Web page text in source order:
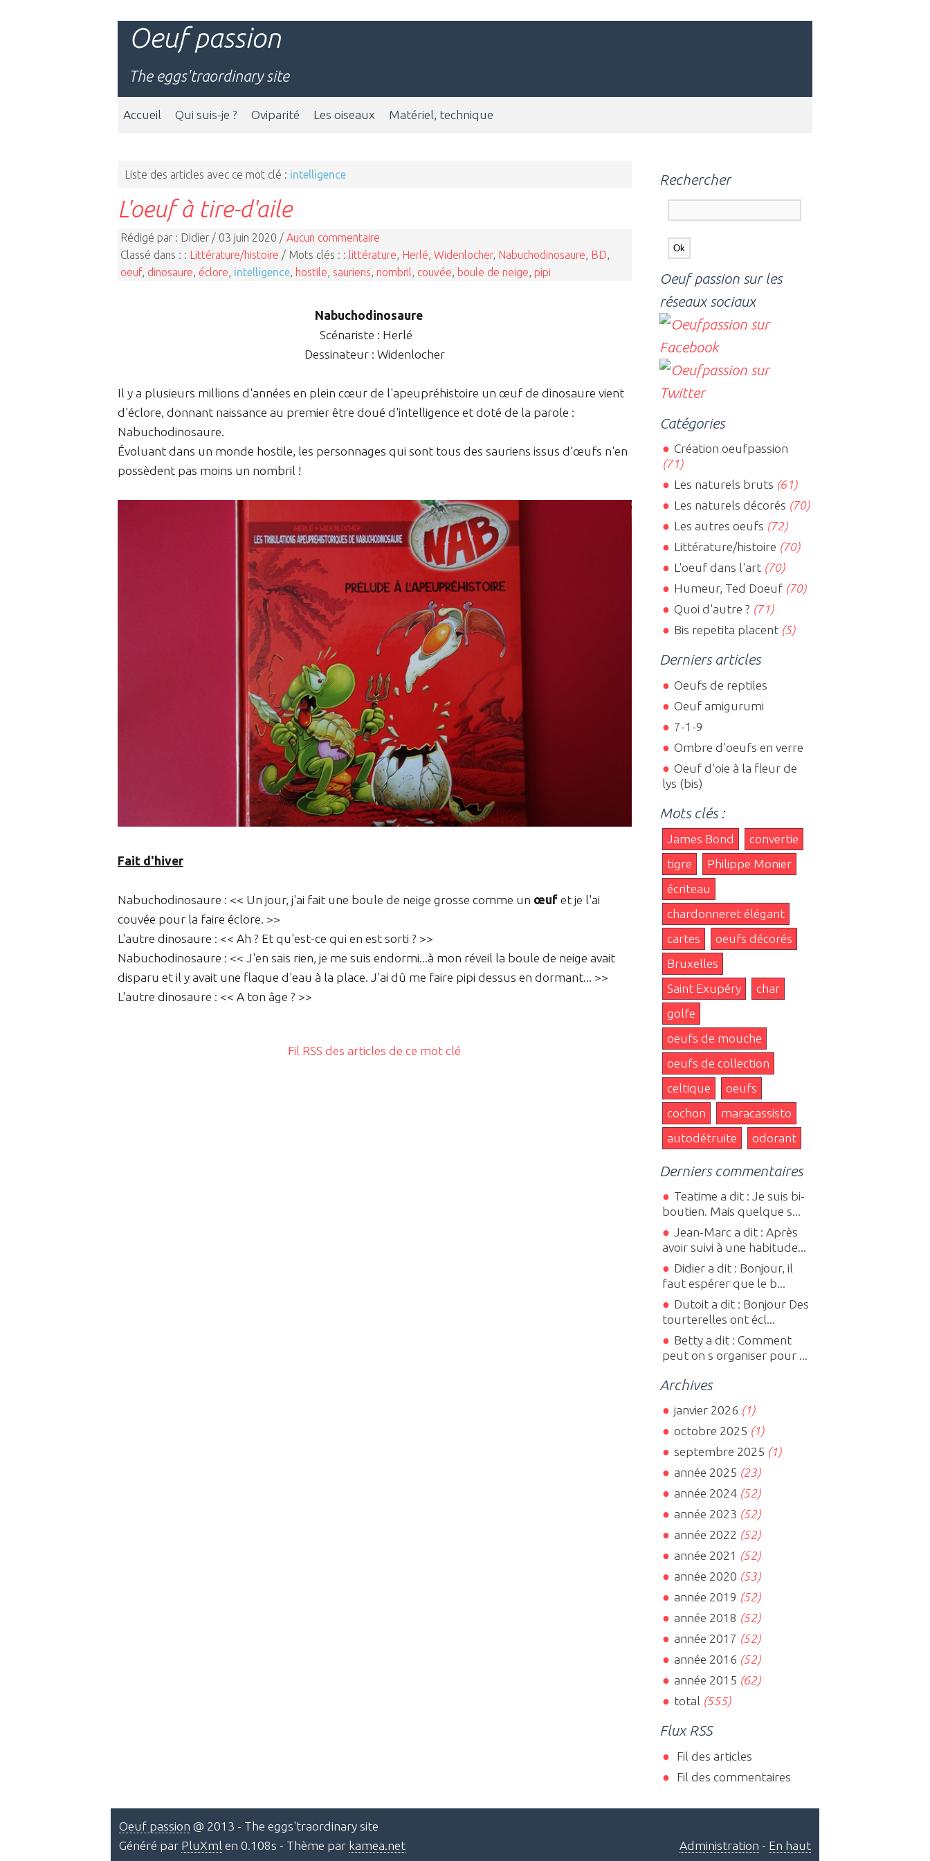
Oeuf passion
The eggs'traordinary site
Accueil Qui suis-je ? Oviparité Les oiseaux Matériel, technique
Liste des articles avec ce mot clé : intelligence
L'oeuf à tire-d'aile
Rédigé par : Didier / 03 juin 2020 / Aucun commentaire
Classé dans : : Littérature/histoire / Mots clés : : littérature Herlé Widenlocher, Nabuchodinosaure BD
oeuf, dinosaure éclore intelligence hostile sauriens nombril couvée boule de neige pipi
Nabuchodinosaure
Scénariste : Herlé
Dessinateur : Widenlocher
Il y a plusieurs millions d'années en plein cœur de l'apeupréhistoire un œuf de dinosaure vient
d'éclore, donnant naissance au premier être doué d'intelligence et doté de la parole :
Nabuchodinosaure.
Évoluant dans un monde hostile, les personnages qui sont tous des sauriens issus d’œufs n'en
possèdent pas moins un nombril !
Fait d'hiver
Nabuchodinosaure : << Un jour, j'ai fait une boule de neige grosse comme un œuf et je l'ai
couvée pour la faire éclore. >>
L'autre dinosaure : << Ah ? Et qu'est-ce qui en est sorti ? >>
Nabuchodinosaure : << J'en sais rien, je me suis endormi...à mon réveil la boule de neige avait
disparu et il y avait une flaque d'eau à la place. J'ai dû me faire pipi dessus en dormant... >>
L'autre dinosaure : << A ton âge ? >>
Fil RSS des articles de ce mot clé
Rechercher
Oeuf passion sur les
réseaux sociaux
Catégories
Création oeufpassion
(71)
Les naturels bruts (61)
Les naturels décorés (70)
Les autres oeufs (72)
Littérature/histoire (70)
L'oeuf dans l'art(70)
Humeur, Ted Doeuf(70)
Quoi d'autre ? (71)
Bis repetita placent(5)
Derniers articles
Oeufs de reptiles
Oeuf amigurumi
7-1-9
Ombre d'oeufs en verre
Oeuf d'oie à la fleur de
lys (bis)
Mots clés :
James Bond
convertie
tigre
Philippe Monier
écriteau
chardonneret élégant
cartes
oeufs décorés
Bruxelles
Saint Exupéry
char
golfe
oeufs de mouche
oeufs de collection
celtique
oeufs
cochon
maracassisto
autodétruite
odorant
Derniers commentaires
Teatime a dit : Je suis bi-
boutien. Mais quelque s...
Jean-Marc a dit : Après
avoir suivi à une habitude...
Didier a dit : Bonjour, il
faut espérer que le b...
Dutoit a dit : Bonjour Des
tourterelles ont écl...
Betty a dit : Comment
peut on s organiser pour ...
Archives
janvier 2026 (1)
octobre 2025 (1)
septembre 2025 (1)
année 2025 (23)
année 2024(52)
année 2023 (52)
année 2022 (52)
année 2021 (52)
année 2020 (53)
année 2019 (52)
année 2018 (52)
année 2017 (52)
année 2016 (52)
année 2015 (62)
total (555)
Flux RSS
Fil des articles
Fil des commentaires
Oeuf passion @ 2013 - The eggs'traordinary site
Généré par PluXml en 0.108s - Thème par kamea.net Administration - En haut